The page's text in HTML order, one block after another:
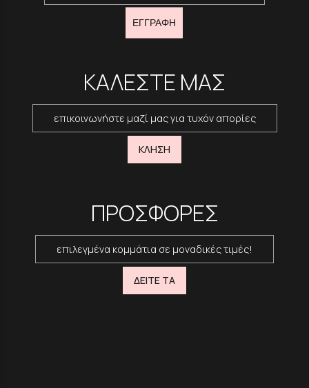
ΕΓΓΡΑΦΗ
ΚΑΛΕΣΤΕ ΜΑΣ
επικοινωνήστε μαζί μας για τυχόν απορίες
ΚΛΗΣΗ
ΠΡΟΣΦΟΡΕΣ
επιλεγμένα κομμάτια σε μοναδικές τιμές!
ΔΕΙΤΕ ΤΑ